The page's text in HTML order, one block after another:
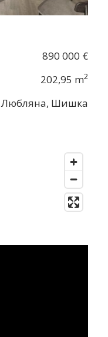
890 000 €
202,95 m2
Любляна, Шишка